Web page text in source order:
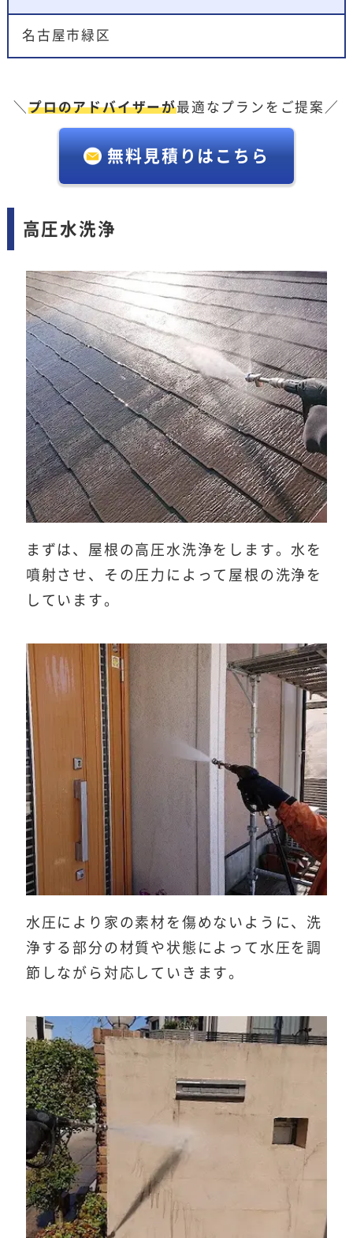
名古屋市緑区
＼プロのアドバイザーが最適なプランをご提案／
無料見積りはこちら
高圧水洗浄
まずは、屋根の高圧水洗浄をします。水を
噴射させ、その圧力によって屋根の洗浄を
しています。
水圧により家の素材を傷めないように、洗
浄する部分の材質や状態によって水圧を調
節しながら対応していきます。